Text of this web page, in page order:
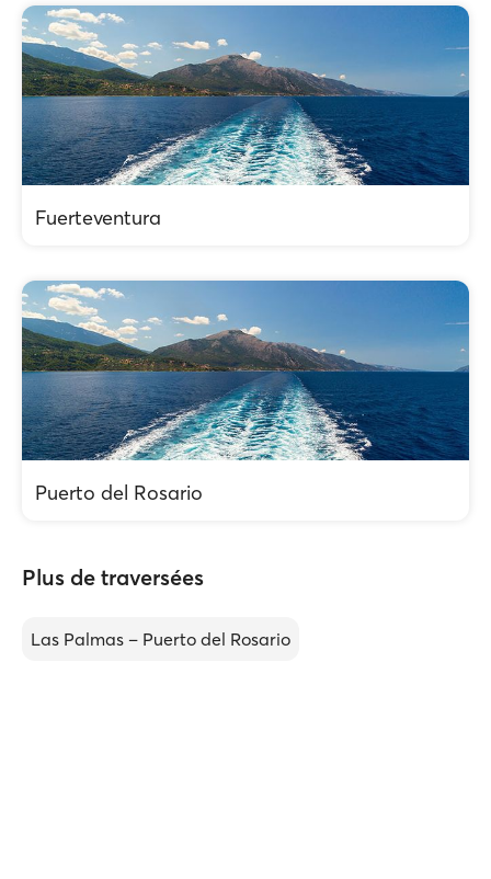
Fuerteventura
Puerto del Rosario
Plus de traversées
Las Palmas – Puerto del Rosario